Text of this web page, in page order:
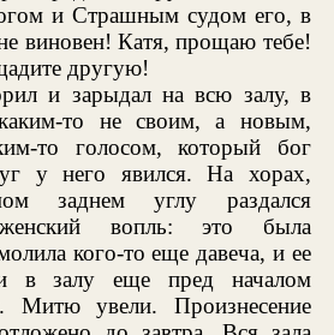
и Страшным судом его, в
виновен! Катя, прощаю тебе!
другую!
и зарыдал на всю залу, в
то не своим, а новым,
то голосом, который бог
у него явился. На хорах,
заднем углу раздался
женский вопль: это была
кого-то еще давеча, и ее
в залу еще пред началом
Митю увели. Произнесение